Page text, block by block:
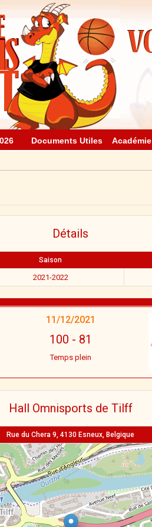
Documents Utiles Académie
Détails
Saison
2021-2022
11/12/2021
100 - 81
Temps plein
Hall Omnisports de Tilff
Rue du Chera 9, 4130 Esneux, Belgique